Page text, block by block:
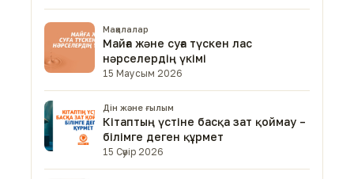
Мақалалар
Майға және суға түскен лас
нәрселердің үкімі
15 Маусым 2026
Дін және ғылым
Кітаптың үстіне басқа зат қоймау –
білімге деген құрмет
15 Сәуір 2026